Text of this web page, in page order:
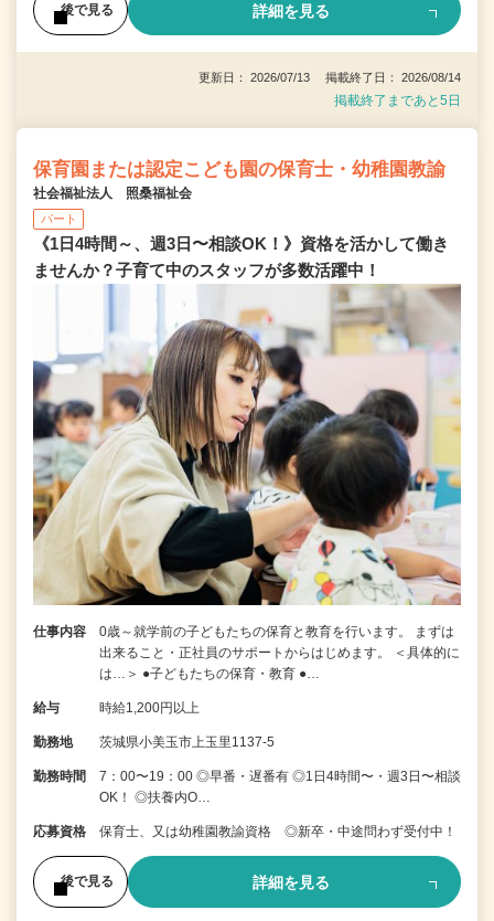
後で見る 詳細を見る
更新日： 2026/07/13 掲載終了日： 2026/08/14
掲載終了まであと5日
保育園または認定こども園の保育士・幼稚園教諭
社会福祉法人 照桑福祉会
パート
《1日4時間～、週3日〜相談OK！》資格を活かして働き
ませんか？子育て中のスタッフが多数活躍中！
仕事内容
0歳～就学前の子どもたちの保育と教育を行います。 まずは
出来ること・正社員のサポートからはじめます。 ＜具体的に
は…＞ ●子どもたちの保育・教育 ●…
給与 時給1,200円以上
勤務地 茨城県小美玉市上玉里1137-5
勤務時間
7：00〜19：00 ◎早番・遅番有 ◎1日4時間〜・週3日〜相談
OK！ ◎扶養内O…
応募資格 保育士、又は幼稚園教諭資格 ◎新卒・中途問わず受付中！
後で見る 詳細を見る